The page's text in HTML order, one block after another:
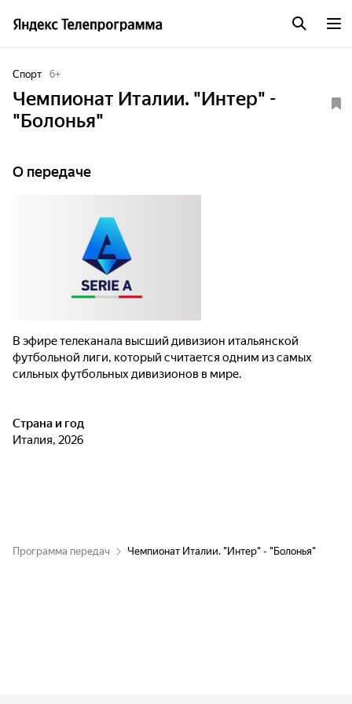
Спорт 6+
Чемпионат Италии. "Интер" -
"Болонья"
О передаче
В эфире телеканала высший дивизион итальянской
футбольной лиги, который считается одним из самых
сильных футбольных дивизионов в мире.
Страна и год
Италия, 2026
Программа передач Чемпионат Италии. "Интер" - "Болонья"